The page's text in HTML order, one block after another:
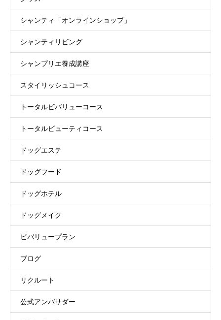
シャンティ「オンラインショップ」
シャンティリビング
シャンプリエ養成講座
スタイリッシュコース
トータルビバリューコース
トータルビューティコース
ドッグエステ
ドッグフード
ドッグホテル
ドッグメイク
ビバリュープラン
ブログ
リクルート
公式アンバサダー